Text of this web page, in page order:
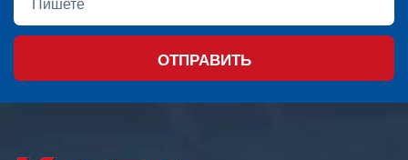
ОТПРАВИТЬ